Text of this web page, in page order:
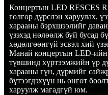
Концертын LED RESCES
гөлгөр дүрслэн харуулах,
харааны бэрхшээлийг даван
үзэхэд нөлөөлж буй бусад
хөдөлгөөнгүй эсвэл хий
Манай концертын LED-ийн
түвшинд хүртээмжийн үр
харааны гүн, дүрмийг
бүтээгдэхүүн нь өнгөт
харуулж магадгүй юм.